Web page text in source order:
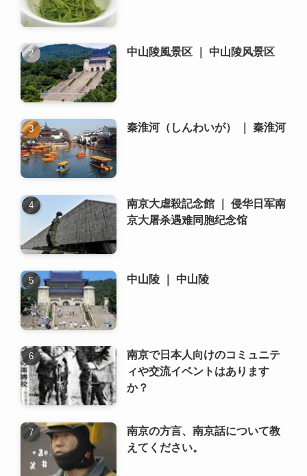
中山陵風景区 ｜ 中山陵风景区
秦淮河（しんわいが） ｜ 秦淮河
南京大虐殺記念館 ｜ 侵华日军南
京大屠杀遇难同胞纪念馆
中山陵 ｜ 中山陵
南京で日本人向けのコミュニテ
ィや交流イベントはあります
か？
南京の方言、南京話について教
えてください。